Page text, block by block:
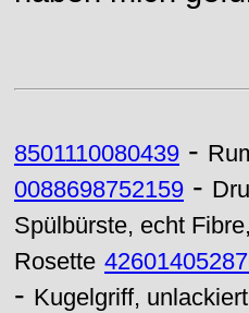
8501110080439 -
0088698752159 -
Spülbürste, echt
Rosette
- Kugelgriff,